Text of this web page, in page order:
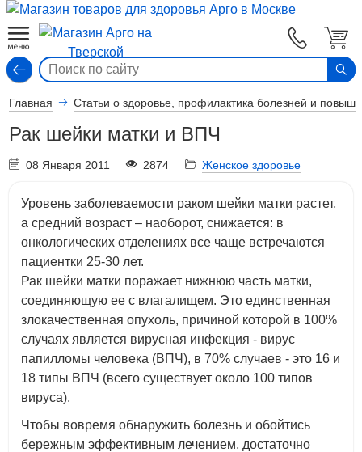
Главная Статьи о здоровье, профилактика болезней и
Рак шейки матки и ВПЧ
08 Января 2011 2874 Женское здоровье
Уровень заболеваемости раком шейки матки растет,
а средний возраст – наоборот, снижается: в
онкологических отделениях все чаще встречаются
пациентки 25-30 лет.
Рак шейки матки поражает нижнюю часть матки,
соединяющую ее с влагалищем. Это единственная
злокачественная опухоль, причиной которой в 100%
случаях является вирусная инфекция - вирус
папилломы человека (ВПЧ), в 70% случаев - это 16 и
18 типы ВПЧ (всего существует около 100 типов
вируса).
Чтобы вовремя обнаружить болезнь и обойтись
бережным эффективным лечением, достаточно